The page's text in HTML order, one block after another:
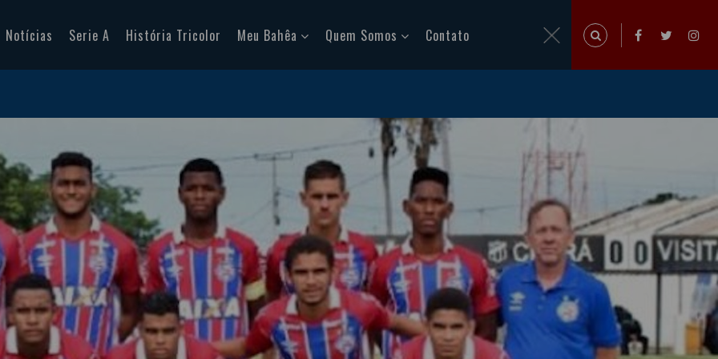
Notícias Serie A História Tricolor Meu Bahêa Quem Somos Contato